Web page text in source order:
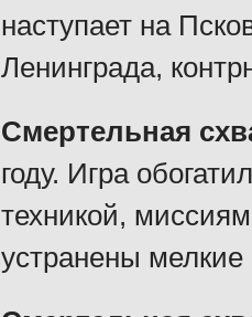
наступает на
Ленинграда,
Смертельная
году. Игра
техникой,
устранены мелкие